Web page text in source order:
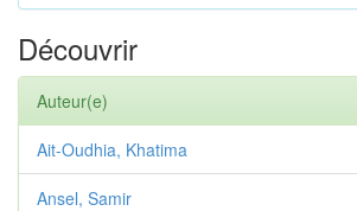
Découvrir
Auteur(e)
Ait-Oudhia, Khatima
Ansel, Samir